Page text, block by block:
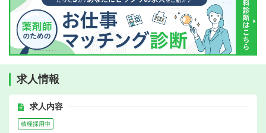
求人情報
求人内容
積極採用中